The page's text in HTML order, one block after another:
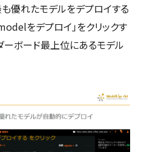
優れたモデルをデプロイする
をデプロイ」をクリックす
ーボード最上位にあるモデル